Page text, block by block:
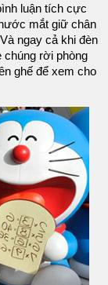
luận tích cực
mắt giữ chân
ngay cả khi đèn
chúng rời phòng
ghế để xem cho